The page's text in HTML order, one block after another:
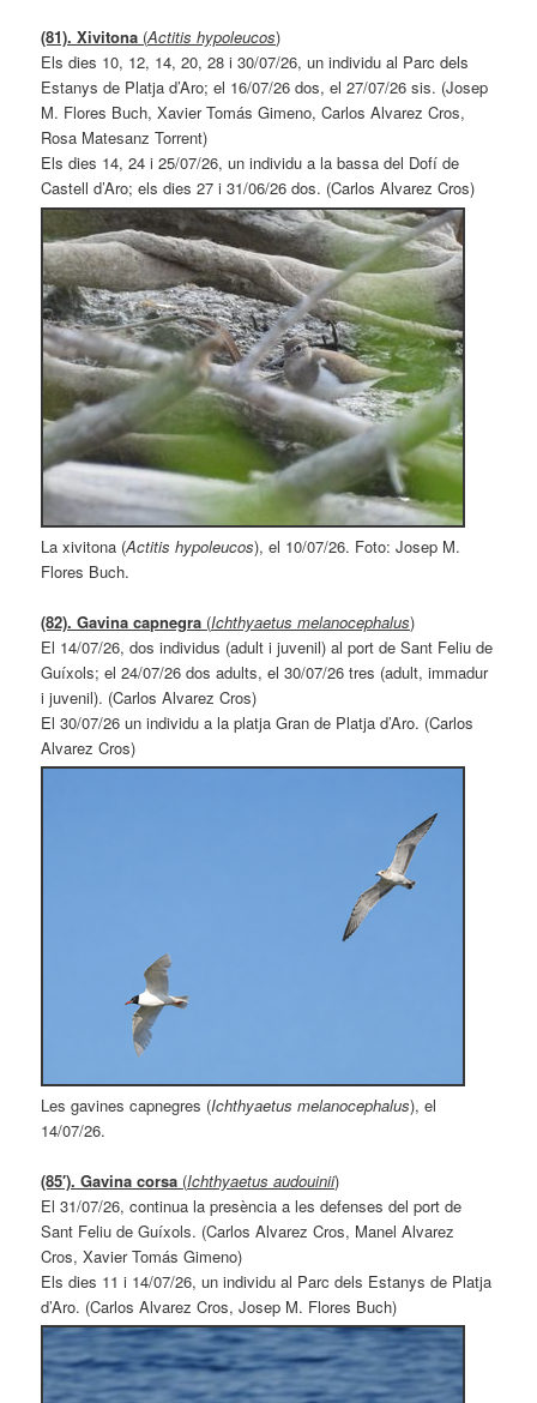
(81). Xivitona (Actitis hypoleucos)
Els dies 10, 12, 14, 20, 28 i 30/07/26, un individu al Parc dels
Estanys de Platja d’Aro; el 16/07/26 dos, el 27/07/26 sis. (Josep
M. Flores Buch, Xavier Tomás Gimeno, Carlos Alvarez Cros,
Rosa Matesanz Torrent)
Els dies 14, 24 i 25/07/26, un individu a la bassa del Dofí de
Castell d’Aro; els dies 27 i 31/06/26 dos. (Carlos Alvarez Cros)
La xivitona (Actitis hypoleucos), el 10/07/26. Foto: Josep M.
Flores Buch.
(82). Gavina capnegra (Ichthyaetus melanocephalus)
El 14/07/26, dos individus (adult i juvenil) al port de Sant Feliu de
Guíxols; el 24/07/26 dos adults, el 30/07/26 tres (adult, immadur
i juvenil). (Carlos Alvarez Cros)
El 30/07/26 un individu a la platja Gran de Platja d’Aro. (Carlos
Alvarez Cros)
Les gavines capnegres (Ichthyaetus melanocephalus), el
14/07/26.
(85′). Gavina corsa (Ichthyaetus audouinii)
El 31/07/26, continua la presència a les defenses del port de
Sant Feliu de Guíxols. (Carlos Alvarez Cros, Manel Alvarez
Cros, Xavier Tomás Gimeno)
Els dies 11 i 14/07/26, un individu al Parc dels Estanys de Platja
d’Aro. (Carlos Alvarez Cros, Josep M. Flores Buch)